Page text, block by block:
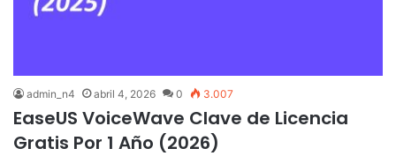
admin_n4 abril 4, 2026 0 3.007
EaseUS VoiceWave Clave de Licencia
Gratis Por 1 Año (2026)